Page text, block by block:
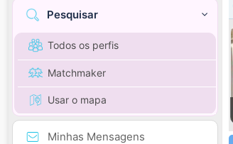
Pesquisar
Todos os perfis
Matchmaker
Usar o mapa
Minhas Mensagens